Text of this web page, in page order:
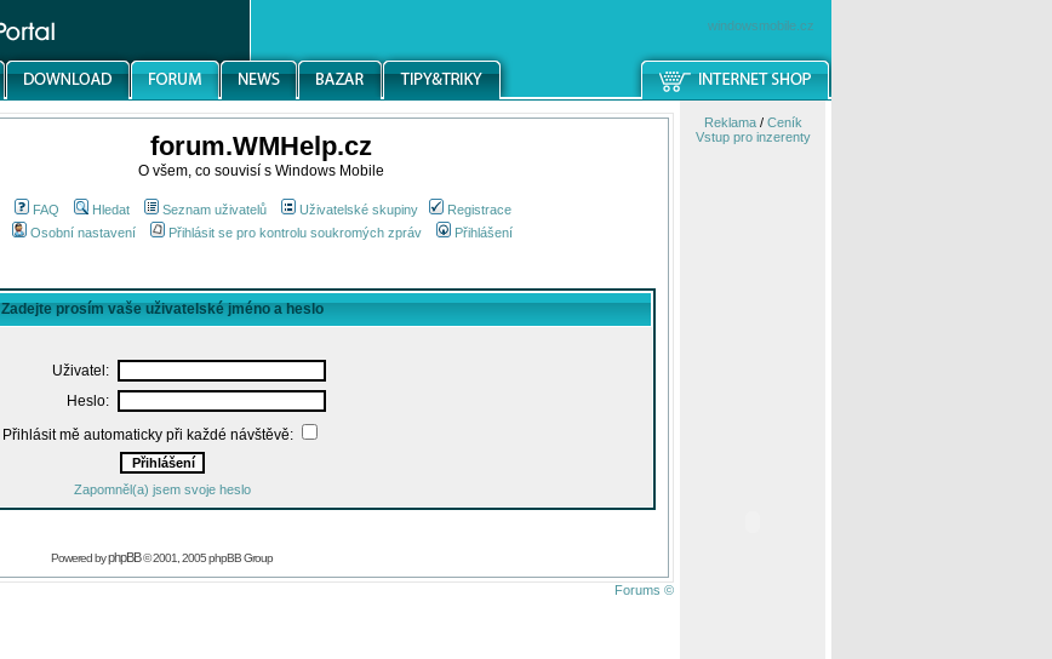
windowsmobile.cz
forum.WMHelp.cz
O všem, co souvisí s Windows Mobile
FAQ Hledat Seznam uživatelů Uživatelské skupiny
Registrace
Osobní nastavení
Přihlásit se pro kontrolu soukromých zpráv Přihlášení
Zadejte prosím vaše uživatelské jméno a heslo
Uživatel:
Heslo:
Přihlásit mě automaticky při každé návštěvě:
Zapomněl(a) jsem svoje heslo
Powered byphpBB© 2001, 2005 phpBB Group
Forums ©
Reklama/ Ceník
Vstup pro inzerenty